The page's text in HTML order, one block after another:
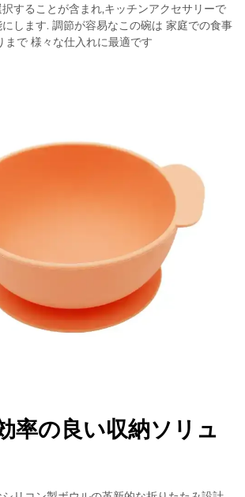
することが含まれ,キッチンアクセサリーで
します. 調節が容易なこの碗は 家庭での食事
まで 様々な仕入れに最適です
率の良い収納ソリュ